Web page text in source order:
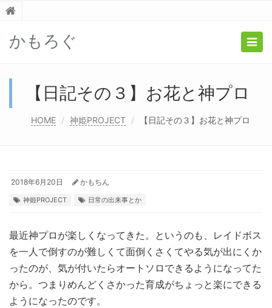
かもろぐ
【日記その３】お花と神プロ
HOME 神姫PROJECT 【日記その３】お花と神プロ
2018年6月20日 かもちん
神姫PROJECT 日常の出来事とか
最近神プロが楽しくなってきた。というのも、レイドボス
を一人で倒すのが難しくて面倒くさくてやる気が出にくか
ったのが、気が付いたらオートソロできるようになってた
から。つまりめんどくさかった育成がちょっと楽にできる
ようになったのです。